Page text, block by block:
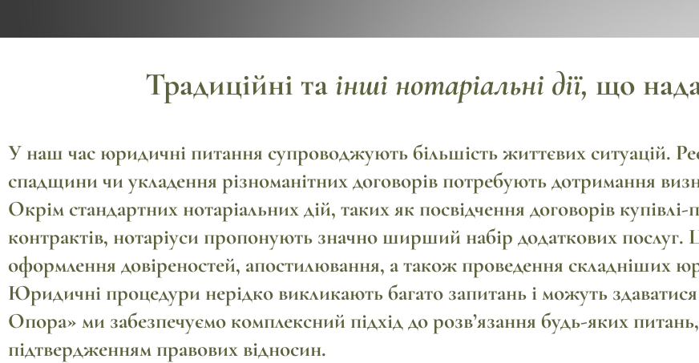
Традиційні та інші нотаріальні дії, що
У наш час юридичні питання супроводжують більшість життєвих ситуацій.
спадщиничиукладення різноманітних договорів потребують дотримання
Окрім стандартних нотаріальних дій, таких як посвідчення договорів
контрактів, нотаріуси пропонують значно ширший набір додаткових послуг.
оформлення довіреностей, апостилювання, а також проведення складніших
Юридичні процедури нерідко викликають багато запитань і можуть
Опора» ми забезпечуємо комплексний підхід до розв’язання будь-яких
підтвердженням правових відносин.